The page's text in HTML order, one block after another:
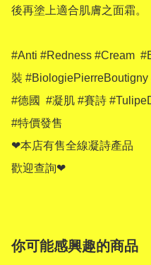
後再塗上適合肌膚之面霜。
#Anti #Redness #Cream
裝 #BiologiePierreBoutigny
#德國  #凝肌 #賽詩
#特價發售
❤本店有售全線凝詩產品
歡迎查詢❤
你可能感興趣的商品